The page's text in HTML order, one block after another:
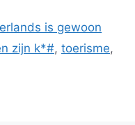
is gewoon
zijn k*#, toerisme,